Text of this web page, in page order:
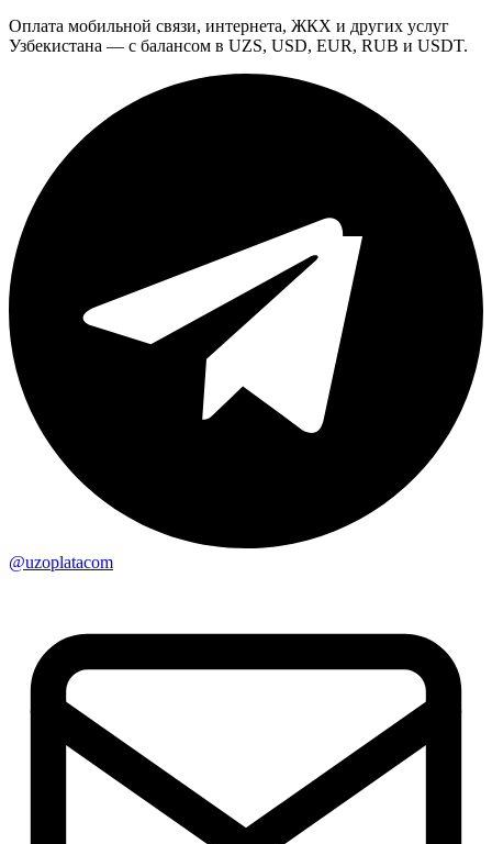
Оплата мобильной связи, интернета, ЖКХ и других услуг
Узбекистана — с балансом в UZS, USD, EUR, RUB и USDT.
@uzoplatacom